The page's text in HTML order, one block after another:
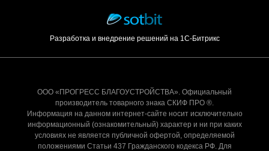
Разработка и внедрение решений на 1С-Битрикс
ООО «ПРОГРЕСС БЛАГОУСТРОЙСТВА». Официальный
производитель товарного знака СКИФ ПРО ®.
Информация на данном интернет-сайте носит исключительно
информационный (ознакомительный) характер и ни при каких
условиях не является публичной офертой, определяемой
положениями Статьи 437 Гражданского кодекса РФ. Для